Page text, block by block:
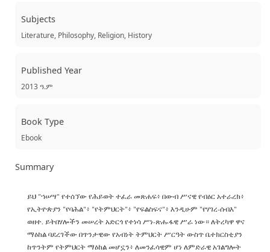
Subjects
Literature, Philosophy, Religion, History
Published Year
2013 ዓ.ም
Book Type
Ebook
Summary
ይህ "ኀሠሣ" የተሰኘው የሕይወት ተፈራ መጽሐፍ፥ በውብ ሥናዊ የብዕር አተራረክ፥
የኢትዮጵያን "የባሕል"፥ "የትምህርት"፥ "የፍልስፍና"፥ እንዲሁም "የሃገረ-ሰብእ"
ወዘተ. ይትበሃሎችን መሠረት አድርጎ የተነሳ ሥነ-ጽሑፋዊ ሥራ ነው። ለትረካዋ ዋና
ማዕከል ባደረገችው በጥንታዊው የአብነት ትምህርት ሥርዓት ውስጥ ቤተክርስቲያን
ከጥንትም የትምህርት ማዕከል መሆኗን፥ ለመንፈሳዊም ሆነ ለምድራዊ አገልግሎት